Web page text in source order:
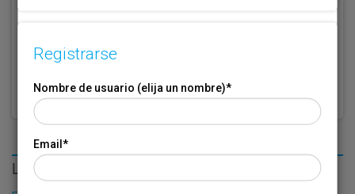
LO MÁS LEÍDO
Registrarse
Nombre de usuario (elija un nombre)*
Email*